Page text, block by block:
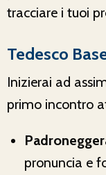
tracciare i tuoi
Tedesco
Inizierai ad
primo incontro
pronuncia e